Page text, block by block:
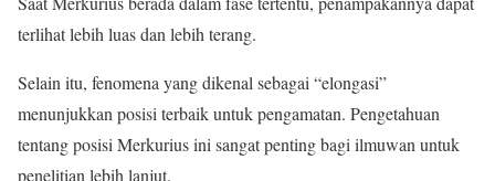
terlihat lebih luas dan lebih terang.
Selain itu, fenomena yang dikenal sebagai “elongasi”
menunjukkan posisi terbaik untuk pengamatan. Pengetahuan
tentang posisi Merkurius ini sangat penting bagi ilmuwan untuk
penelitian lebih lanjut.